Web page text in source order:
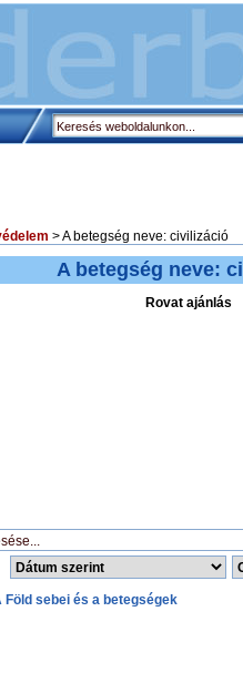
> A betegség neve: civilizáció
A betegség neve:
Rovat ajánlás
Föld sebei és a betegségek